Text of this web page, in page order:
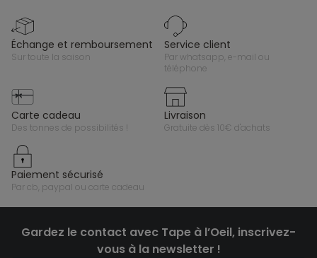
échange et remboursement
sur toute la saison
service client
par whatsapp, e-mail ou
téléphone
carte cadeau
des tonnes de possibilités !
livraison
gratuite dès 10€ d'achats
paiement sécurisé
par cb, paypal ou carte cadeau
Gardez le contact avec Tape à l’Oeil, inscrivez-
vous à la newsletter !